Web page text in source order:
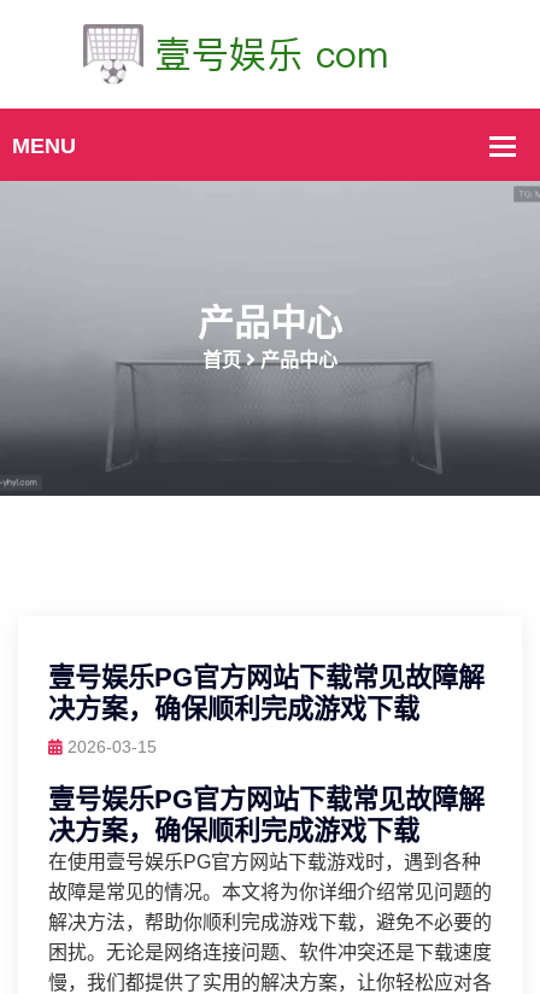
产品中心
首页 产品中心
壹号娱乐PG官方网站下载常见故障解
决方案，确保顺利完成游戏下载
2026-03-15
壹号娱乐PG官方网站下载常见故障解
决方案，确保顺利完成游戏下载
在使用壹号娱乐PG官方网站下载游戏时，遇到各种
故障是常见的情况。本文将为你详细介绍常见问题的
解决方法，帮助你顺利完成游戏下载，避免不必要的
困扰。无论是网络连接问题、软件冲突还是下载速度
慢，我们都提供了实用的解决方案，让你轻松应对各